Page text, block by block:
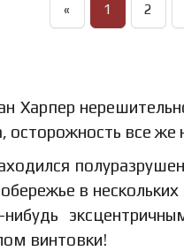
« 1 2
Харпер
осторожность все
в нескольких
нибудь
винтовки!